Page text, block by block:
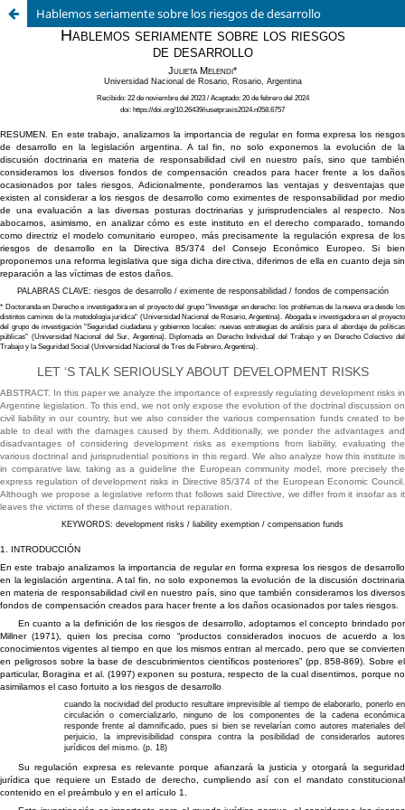
Hablemos seriamente sobre los riesgos de desarrollo